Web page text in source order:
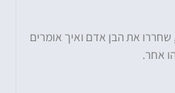
את הבן אדם ואיך אומרים
אחר.